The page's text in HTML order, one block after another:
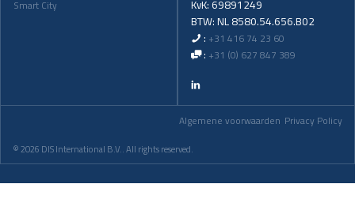
Smart City
KvK: 69891249
BTW: NL 8580.54.656.B02
: +31 416 74 23 60
: +31 (0) 627 847 389
© 2026 DIS International B.V.. All rights reserved.
Algemene voorwaarden Privacy Policy